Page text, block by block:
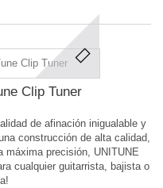
Clip Tuner
de afinación inigualable y
construcción de alta calidad,
máxima precisión, UNITUNE
cualquier guitarrista, bajista o